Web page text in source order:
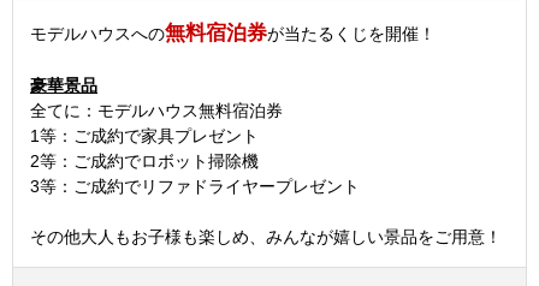
モデルハウスへの無料宿泊券が当たるくじを開催！
豪華景品
全てに：モデルハウス無料宿泊券
1等：ご成約で家具プレゼント
2等：ご成約でロボット掃除機
3等：ご成約でリファドライヤープレゼント
その他大人もお子様も楽しめ、みんなが嬉しい景品をご用意！